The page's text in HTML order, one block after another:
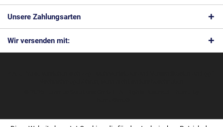
Unsere Zahlungsarten
Wir versenden mit: